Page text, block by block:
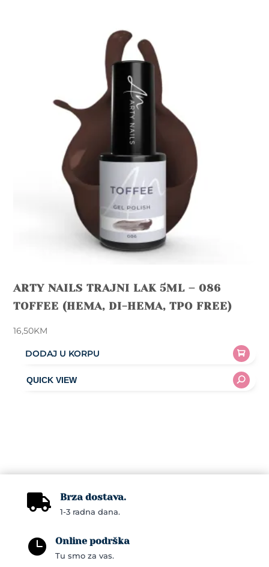
ARTY NAILS TRAJNI LAK 5ML – 086
TOFFEE (HEMA, DI-HEMA, TPO FREE)
16,50KM
DODAJ U KORPU
 Brza dostava.
1-3 radna dana.
 Online podrška
Tu smo za vas.